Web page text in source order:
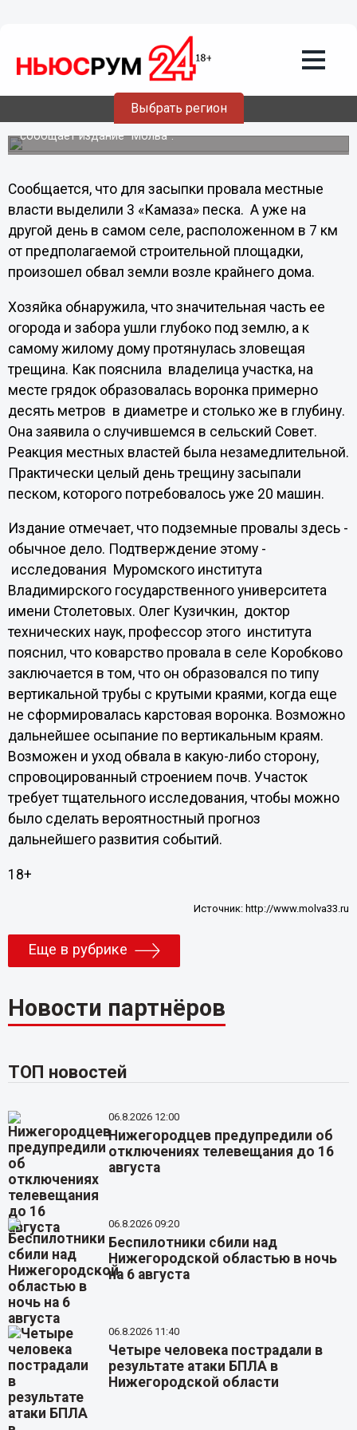
Выбрать регион
Карстовый провал произошел в зоне
будущей АЭС
5 мая образовалась воронка диаметром около трех
метров у дороги, ведущей к селу Коробково
Навашинского района Нижегородской области,
сообщает издание "Молва".
Сообщается, что для засыпки провала местные
власти выделили 3 «Камаза» песка. А уже на
другой день в самом селе, расположенном в 7 км
от предполагаемой строительной площадки,
произошел обвал земли возле крайнего дома.
Хозяйка обнаружила, что значительная часть ее
огорода и забора ушли глубоко под землю, а к
самому жилому дому протянулась зловещая
трещина. Как пояснила владелица участка, на
месте грядок образовалась воронка примерно
десять метров в диаметре и столько же в глубину.
Она заявила о случившемся в сельский Совет.
Реакция местных властей была незамедлительной.
Практически целый день трещину засыпали
песком, которого потребовалось уже 20 машин.
Издание отмечает, что подземные провалы здесь -
обычное дело. Подтверждение этому -
исследования Муромского института
Владимирского государственного университета
имени Столетовых. Олег Кузичкин, доктор
технических наук, профессор этого института
пояснил, что коварство провала в селе Коробково
заключается в том, что он образовался по типу
вертикальной трубы с крутыми краями, когда еще
не сформировалась карстовая воронка. Возможно
дальнейшее осыпание по вертикальным краям.
Возможен и уход обвала в какую-либо сторону,
спровоцированный строением почв. Участок
требует тщательного исследования, чтобы можно
было сделать вероятностный прогноз
дальнейшего развития событий.
18+
Источник: http://www.molva33.ru
Еще в рубрике
Новости партнёров
ТОП новостей
06.8.2026 12:00
Нижегородцев предупредили об
отключениях телевещания до 16
августа
06.8.2026 09:20
Беспилотники сбили над
Нижегородской областью в ночь
на 6 августа
06.8.2026 11:40
Четыре человека пострадали в
результате атаки БПЛА в
Нижегородской области